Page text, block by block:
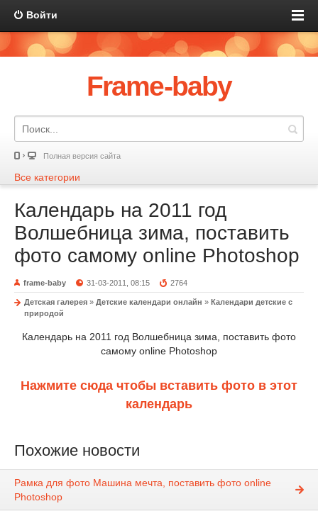
Войти
Frame-baby
Полная версия сайта
Все категории
Календарь на 2011 год
Волшебница зима, поставить
фото самому online Photoshop
frame-baby 31-03-2011, 08:15 2764
Детская галерея » Детские календари онлайн » Календари детские с
природой
Календарь на 2011 год Волшебница зима, поставить фото
самому online Photoshop
Нажмите сюда чтобы вставить фото в этот
календарь
Похожие новости
Рамка для фото Машина мечта, поставить фото online
Photoshop